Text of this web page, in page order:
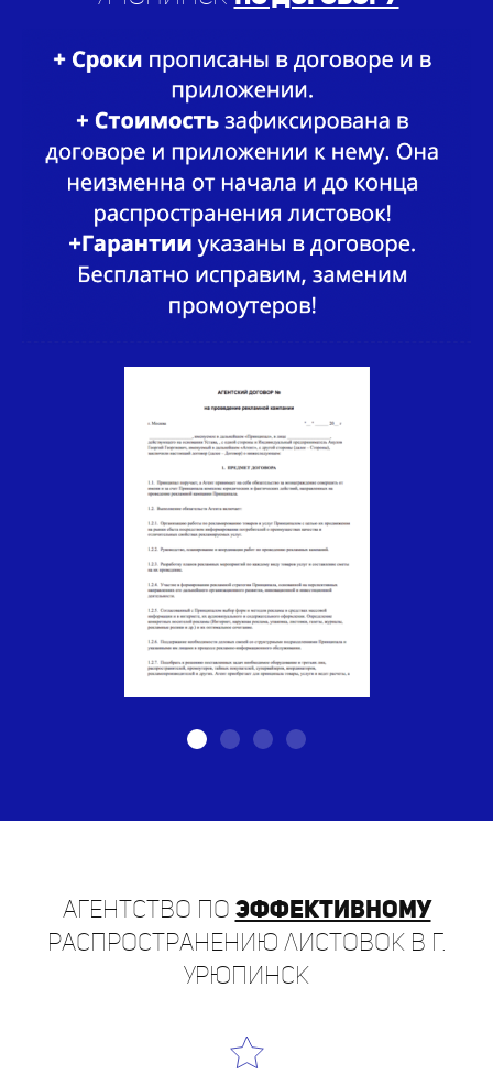
Агентство по эффективному
распространению листовок в г.
Урюпинск